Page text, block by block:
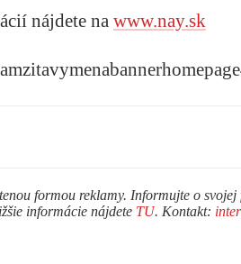
nájdete na www.nay.sk
formou reklamy. Informujte o
informácie nájdete TU. Kontakt: